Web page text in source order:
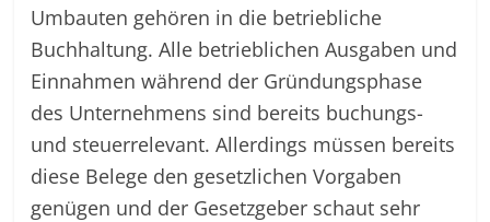
Umbauten gehören in die betriebliche
Buchhaltung. Alle betrieblichen Ausgaben und
Einnahmen während der Gründungsphase
des Unternehmens sind bereits buchungs-
und steuerrelevant. Allerdings müssen bereits
diese Belege den gesetzlichen Vorgaben
genügen und der Gesetzgeber schaut sehr